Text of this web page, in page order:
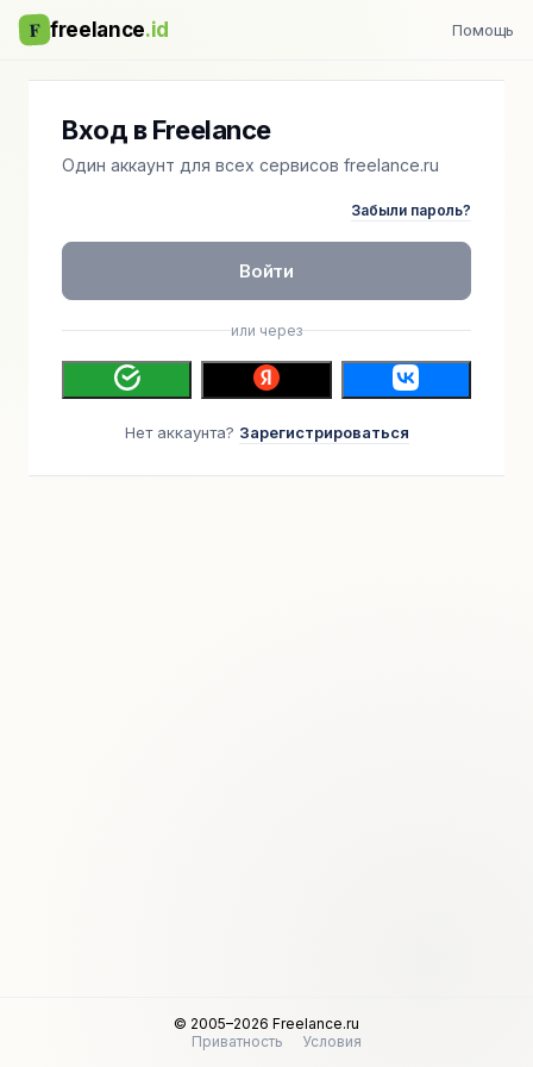
F freelance.id Помощь
Вход в Freelance
Один аккаунт для всех сервисов freelance.ru
Забыли пароль?
Войти
или через
Нет аккаунта? Зарегистрироваться
© 2005–2026 Freelance.ru
Приватность
Условия